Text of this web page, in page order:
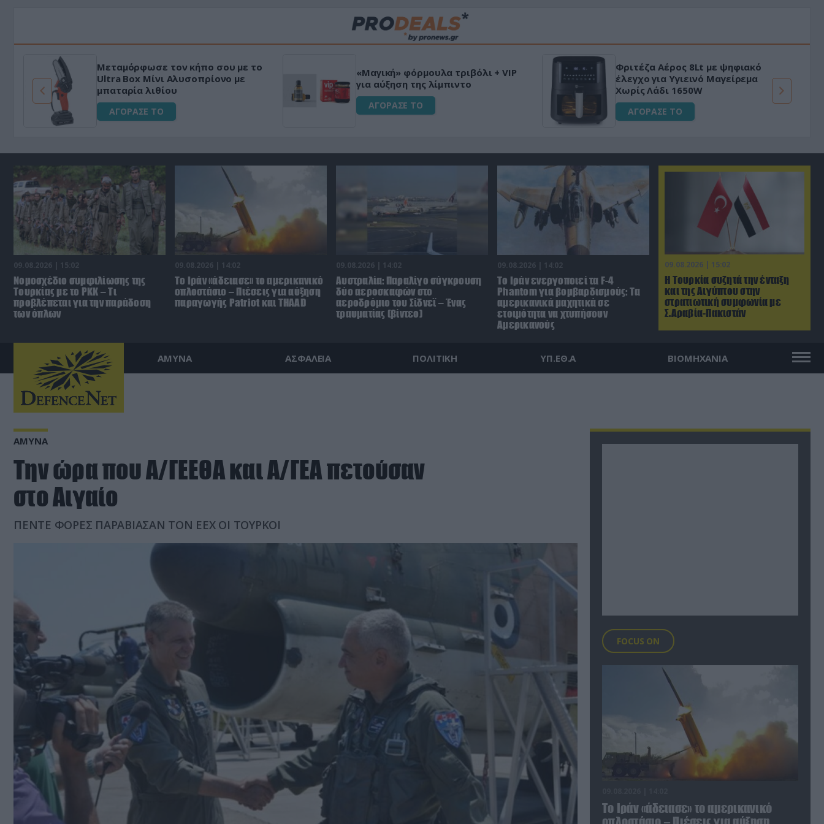
Μεταμόρφωσε τον κήπο σου με το
Ultra Box Μίνι Αλυσοπρίονο με
μπαταρία λιθίου
ΑΓΟΡΑΣΕ ΤΟ
«Μαγική» φόρμουλα τριβόλι + VIP
για αύξηση της λίμπιντο
ΑΓΟΡΑΣΕ ΤΟ
Φριτέζα Αέρος 8Lt με ψηφιακό
έλεγχο για Υγιεινό Μαγείρεμα
Χωρίς Λάδι 1650W
ΑΓΟΡΑΣΕ ΤΟ
09.08.2026 | 15:02
Η Τουρκία συζητά την ένταξη
και της Αιγύπτου στην
στρατιωτική συμφωνία με
Σ.Αραβία-Πακιστάν
09.08.2026 | 15:02
Νομοσχέδιο συμφιλίωσης της
Τουρκίας με το ΡΚΚ – Τι
προβλέπεται για την παράδοση
των όπλων
09.08.2026 | 14:02
Το Ιράν «άδειασε» το αμερικανικό
οπλοστάσιο – Πιέσεις για αύξηση
παραγωγής Patriot και THAAD
09.08.2026 | 14:02
Αυστραλία: Παραλίγο σύγκρουση
δύο αεροσκαφών στο
αεροδρόμιο του Σίδνεϊ – Ένας
τραυματίας (βίντεο)
09.08.2026 | 14:02
Το Ιράν ενεργοποιεί τα F-4
Phantom για βομβαρδισμούς: Τα
αμερικανικά μαχητικά σε
ετοιμότητα να χτυπήσουν
Αμερικανούς
ΑΜΥΝΑ ΑΣΦΑΛΕΙΑ ΠΟΛΙΤΙΚΗ ΥΠ.ΕΘ.Α ΒΙΟΜΗΧΑΝΙΑ
ΑΜΥΝΑ
Την ώρα που Α/ΓΕΕΘΑ και Α/ΓΕΑ πετούσαν
στο Αιγαίο
ΠΕΝΤΕ ΦΟΡΕΣ ΠΑΡΑΒΙΑΣΑΝ ΤΟΝ ΕΕΧ ΟΙ ΤΟΥΡΚΟΙ
FOCUS ON
Το Ιράν «άδειασε» το αμερικανικό